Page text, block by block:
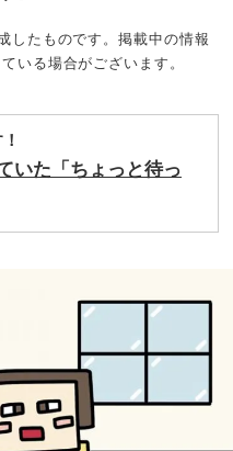
したものです。掲載中の情報
いる場合がございます。
いた「ちょっと待っ